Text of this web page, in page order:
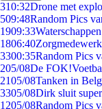
310:32Drone met
509:48Random Pics
1909:33
1806:40
3300:35Random Pics
205/08De
2105/08Tanken in
3305/08Dirk sluit
1205/08Random Pics